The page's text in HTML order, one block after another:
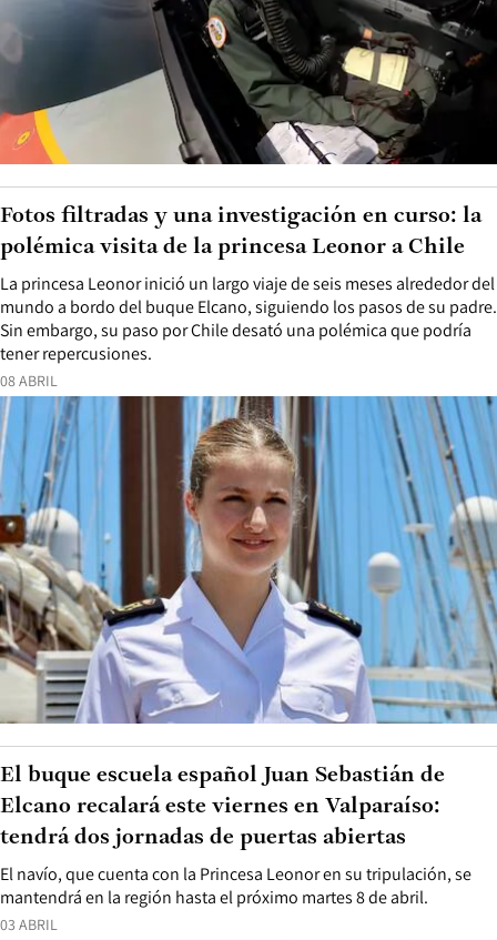
08 ABRIL
La princesa Leonor inició un largo viaje de seis meses alrededor del
mundo a bordo del buque Elcano, siguiendo los pasos de su padre.
Sin embargo, su paso por Chile desató una polémica que podría
tener repercusiones.
Fotos filtradas y una investigación en curso: la
polémica visita de la princesa Leonor a Chile
03 ABRIL
El navío, que cuenta con la Princesa Leonor en su tripulación, se
mantendrá en la región hasta el próximo martes 8 de abril.
El buque escuela español Juan Sebastián de
Elcano recalará este viernes en Valparaíso:
tendrá dos jornadas de puertas abiertas